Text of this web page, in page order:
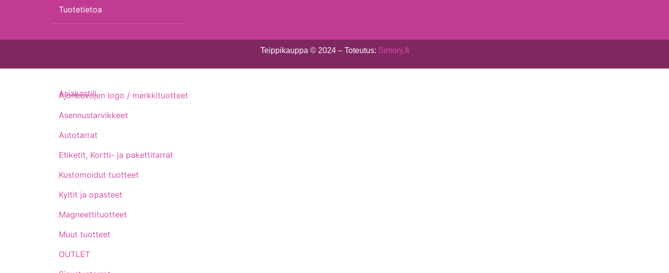
Tuotetietoa
Teippikauppa © 2024 – Toteutus: Simonj.fi
Ajoneuvojen logo / merkkituotteet
Asennustarvikkeet
Autotarrat
Etiketit, Kortti- ja pakettitarrat
Kustomoidut tuotteet
Kyltit ja opasteet
Magneettituotteet
Muut tuotteet
OUTLET
Asiakastili